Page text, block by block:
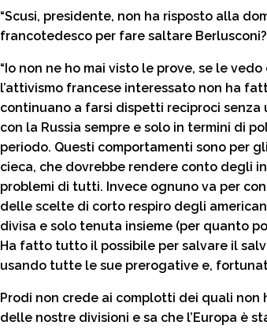
“Scusi, presidente, non ha risposto alla
francotedesco per fare saltare
“Io non ne ho mai visto le prove, se le
l’attivismo francese interessato non ha
continuano a farsi dispetti reciproci
con la Russia sempre e solo in termini di
periodo. Questi comportamenti sono per
cieca, che dovrebbe rendere conto degli
problemi di tutti. Invece ognuno va per
delle scelte di corto respiro degli
divisa e solo tenuta insieme (per quanto
Ha fatto tutto il possibile per salvare il
usando tutte le sue prerogative e,
Prodi non crede ai complotti dei quali
delle nostre divisioni e sa che l’Europa è